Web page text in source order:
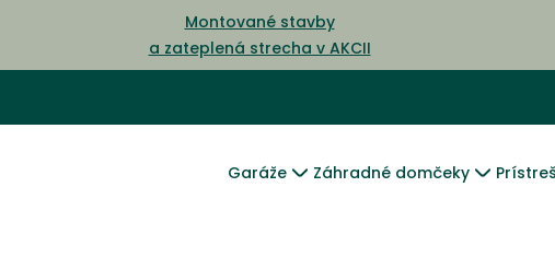
Montované stavby
a zateplená strecha v AKCII
Garáže Záhradné domčeky